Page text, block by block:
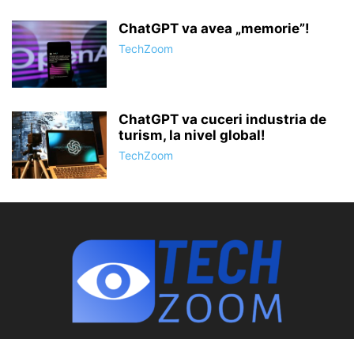
ChatGPT va avea „memorie”!
TechZoom
ChatGPT va cuceri industria de
turism, la nivel global!
TechZoom